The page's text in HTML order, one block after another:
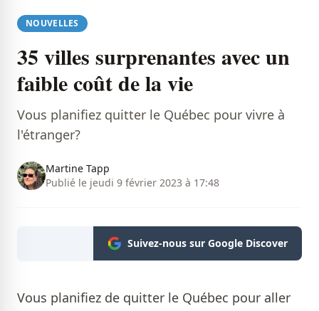
NOUVELLES
35 villes surprenantes avec un
faible coût de la vie
Vous planifiez quitter le Québec pour vivre à
l'étranger?
Martine Tapp
Publié le jeudi 9 février 2023 à 17:48
Suivez-nous sur Google Discover
Vous planifiez de quitter le Québec pour aller